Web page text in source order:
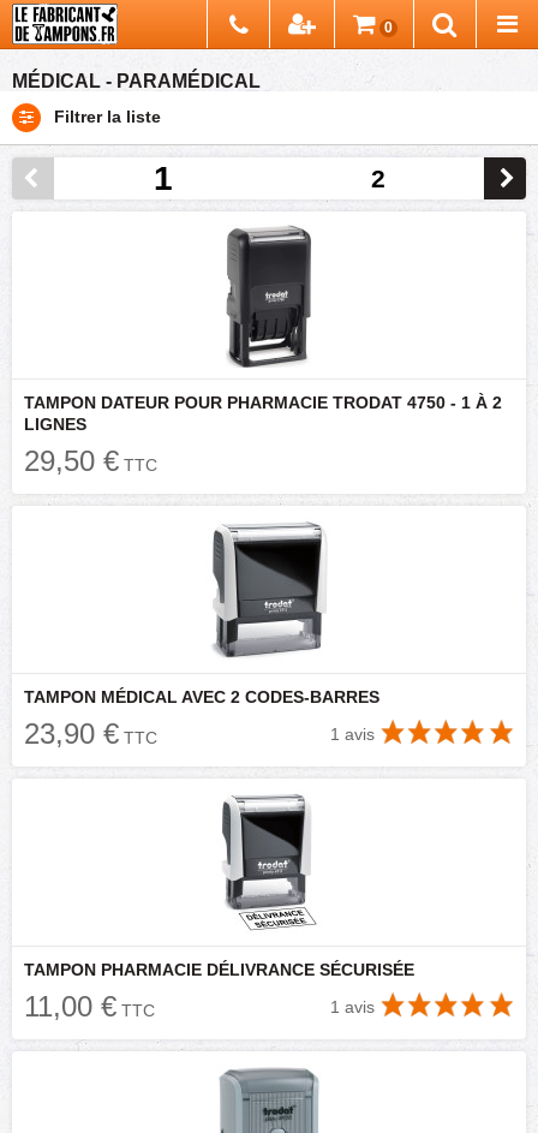
MÉDICAL - PARAMÉDICAL
Filtrer la liste
1 2
TAMPON DATEUR POUR PHARMACIE TRODAT 4750 - 1 À 2
LIGNES
29,50 € TTC
TAMPON MÉDICAL AVEC 2 CODES-BARRES
23,90 € TTC 1 avis
TAMPON PHARMACIE DÉLIVRANCE SÉCURISÉE
11,00 € TTC 1 avis
0
Chercher